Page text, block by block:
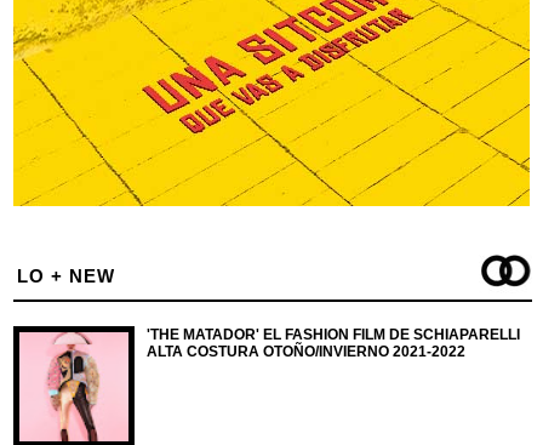
LO + NEW
'THE MATADOR' EL FASHION FILM DE SCHIAPARELLI
ALTA COSTURA OTOÑO/INVIERNO 2021-2022